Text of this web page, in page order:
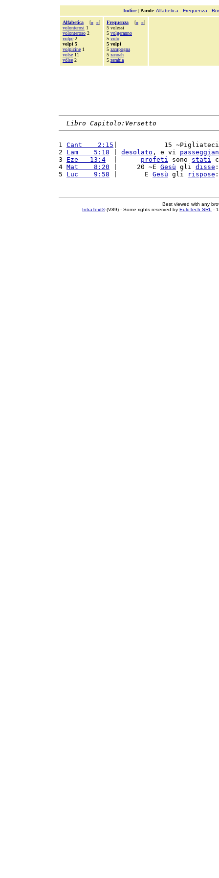
Indice| Parole: Alfabetica - Frequenza -
Alfabetica [« »]
volonterosi 1
volonteroso 2
volpe 2
volpi 5
volpicine 1
volse 11
vòlse 2
Frequenza [« »]
5 volessi
5 volgeranno
5 volo
5 volpi
5 zampogna
5 zanoah
5 zerahia
Libro Capitolo:Versetto
1 Cant    2:15 |            15
2 Lam    5:18 desolato , e vi passeggian
3 Eze   13:4 profeti sono stati
4 Mat    8:20 |     20 ~E Gesù gli disse
5 Luc    9:58 |       E Gesù gli rispose
Best viewed with any
IntraText®(V89) - Some rights reserved by EuloTech SRL -